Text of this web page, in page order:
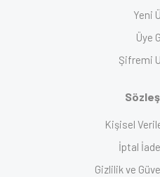
Yeni
Üye
Şifremi
Kişisel
İptal
Gizlilik ve